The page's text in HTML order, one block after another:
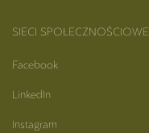
SIECI SPOŁECZNOŚCIOWE
Facebook
LinkedIn
Instagram